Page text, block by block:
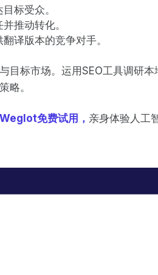
标受众。
推动转化。
译版本的竞争对手。
目标市场。运用SEO工具调研
略。
Weglot免费试用， 亲身体验人工